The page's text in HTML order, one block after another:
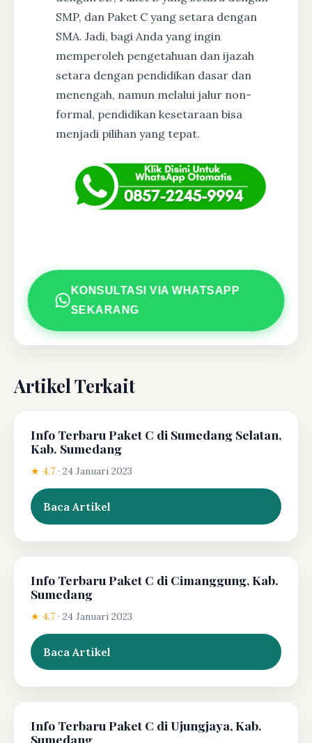
SMP, dan Paket C yang setara dengan
SMA. Jadi, bagi Anda yang ingin
memperoleh pengetahuan dan ijazah
setara dengan pendidikan dasar dan
menengah, namun melalui jalur non-
formal, pendidikan kesetaraan bisa
menjadi pilihan yang tepat.
KONSULTASI VIA WHATSAPP
SEKARANG
Artikel Terkait
Info Terbaru Paket C di Sumedang Selatan,
Kab. Sumedang
★ 4.7 · 24 Januari 2023
Baca Artikel
Info Terbaru Paket C di Cimanggung, Kab.
Sumedang
★ 4.7 · 24 Januari 2023
Baca Artikel
Info Terbaru Paket C di Ujungjaya, Kab.
Sumedang